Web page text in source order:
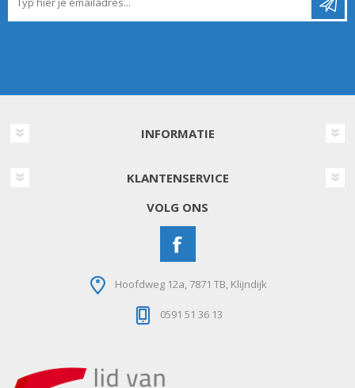
INFORMATIE
KLANTENSERVICE
VOLG ONS
Hoofdweg 12a, 7871 TB, Klijndijk
0591 51 36 13